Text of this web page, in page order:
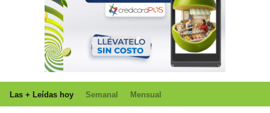
Las + Leídas hoy Semanal Mensual